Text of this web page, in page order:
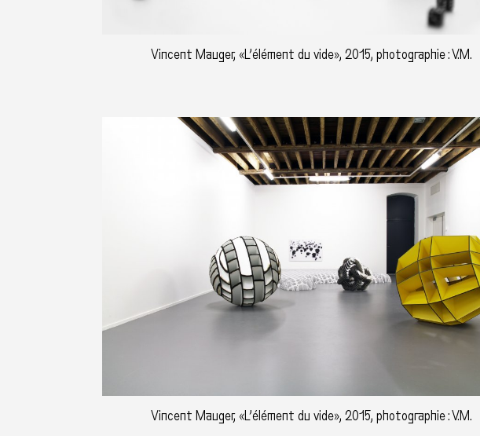
Vincent Mauger, «L’élément du vide», 2015, photographie : V.M.
Vincent Mauger, «L’élément du vide», 2015, photographie : V.M.